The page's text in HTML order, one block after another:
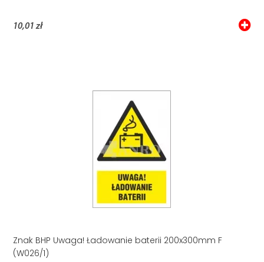
10,01 zł
Znak BHP Uwaga! Ładowanie baterii 200x300mm F
(W026/1)